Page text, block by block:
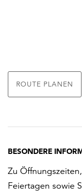
ROUTE PLANEN
BESONDERE
Zu
Feiertagen sowie